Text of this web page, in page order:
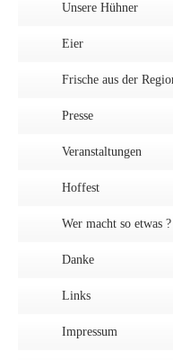
Unsere Hühner
Eier
Frische aus der
Presse
Veranstaltungen
Hoffest
Wer macht so etwas ?
Danke
Links
Impressum